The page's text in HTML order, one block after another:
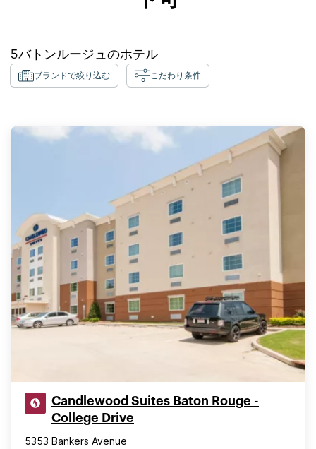
5バトンルージュ のホテル
ブランドで絞り込む こだわり条件
Candlewood Suites Baton Rouge -
College Drive
5353 Bankers Avenue